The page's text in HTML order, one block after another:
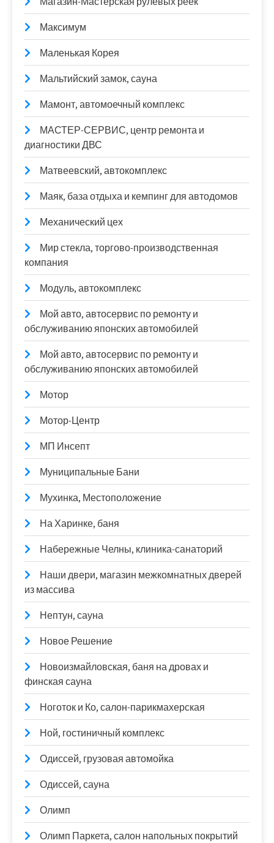
Максимум
Маленькая Корея
Мальтийский замок, сауна
Мамонт, автомоечный комплекс
МАСТЕР-СЕРВИС, центр ремонта и
диагностики ДВС
Матвеевский, автокомплекс
Маяк, база отдыха и кемпинг для автодомов
Механический цех
Мир стекла, торгово-производственная
компания
Модуль, автокомплекс
Мой авто, автосервис по ремонту и
обслуживанию японских автомобилей
Мой авто, автосервис по ремонту и
обслуживанию японских автомобилей
Мотор
Мотор-Центр
МП Инсепт
Муниципальные Бани
Мухинка, Местоположение
На Харинке, баня
Набережные Челны, клиника-санаторий
Наши двери, магазин межкомнатных дверей
из массива
Нептун, сауна
Новое Решение
Новоизмайловская, баня на дровах и
финская сауна
Ноготок и Ко, салон-парикмахерская
Ной, гостиничный комплекс
Одиссей, грузовая автомойка
Одиссей, сауна
Олимп
Олимп Паркета, салон напольных покрытий